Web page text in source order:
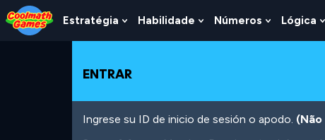
Skip
to
Top
Skip
to
Navigation
Skip
to
Main
Skip
to
Footer
para
Estratégia Show
Submenu
Estratégia
Habilidade Show
Submenu
Números Show
Submenu
Lógica
ENTRAR
Ingrese su ID de inicio de sesión o apodo.